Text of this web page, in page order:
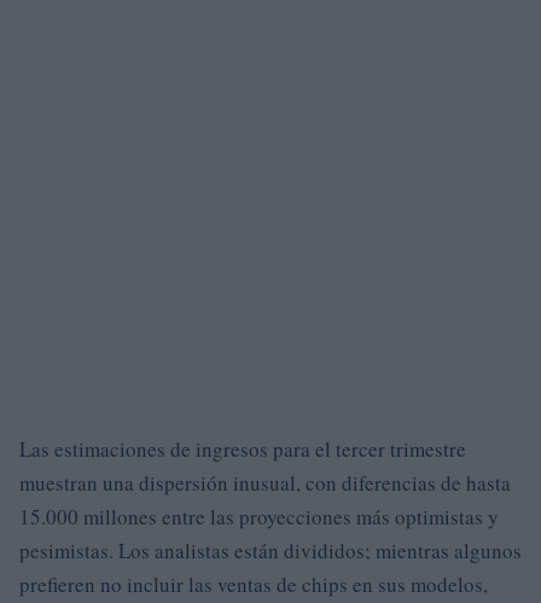
Las estimaciones de ingresos para el tercer trimestre
muestran una dispersión inusual, con diferencias de hasta
15.000 millones entre las proyecciones más optimistas y
pesimistas. Los analistas están divididos; mientras algunos
prefieren no incluir las ventas de chips en sus modelos,